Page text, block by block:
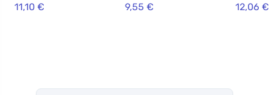
11,10 € 9,55 € 12,06 €